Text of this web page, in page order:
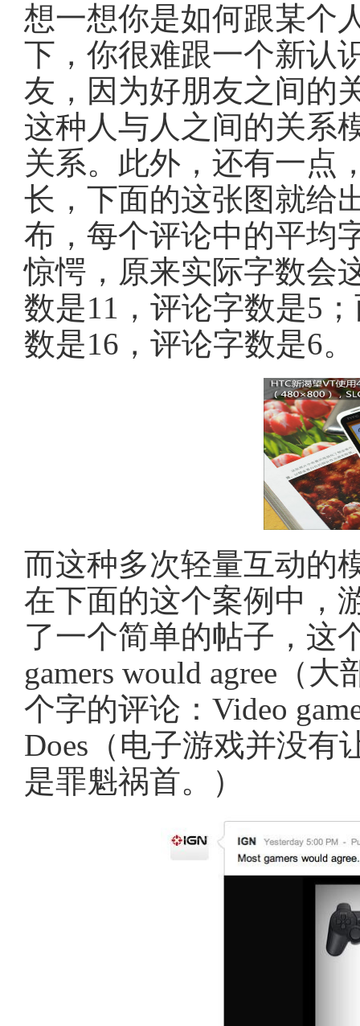
想一想你是如何跟某个
下，你很难跟一个新认
友，因为好朋友之间的
这种人与人之间的关系
关系。此外，还有一点
长，下面的这张图就给
布，每个评论中的平均
惊愕，原来实际字数会
数是11，评论字数是5
数是16，评论字数是6。
而这种多次轻量互动的
在下面的这个案例中，
了一个简单的帖子，这
gamers would agree（
个字的评论：Video
Does（电子游戏并没有
是罪魁祸首。）